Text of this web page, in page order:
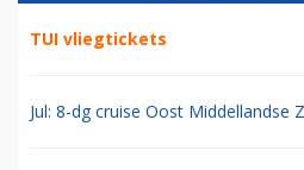
TUI vliegtickets
Jul: 8-dg cruise Oost Middellandse